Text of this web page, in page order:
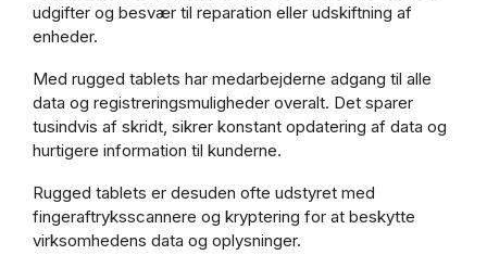
udgifter og besvær til reparation eller udskiftning af
enheder.
Med rugged tablets har medarbejderne adgang til alle
data og registreringsmuligheder overalt. Det sparer
tusindvis af skridt, sikrer konstant opdatering af data og
hurtigere information til kunderne.
Rugged tablets er desuden ofte udstyret med
fingeraftryksscannere og kryptering for at beskytte
virksomhedens data og oplysninger.